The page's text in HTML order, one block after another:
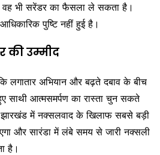
वह भी सरेंडर का फैसला ले सकता है।
पुष्टि नहीं हुई है।
की उम्मीद
लगातार अभियान और बढ़ते दबाव के बीच
साथी आत्मसमर्पण का रास्ता चुन सकते
झारखंड में नक्सलवाद के खिलाफ सबसे बड़ी
और सारंडा में लंबे समय से जारी नक्सली
है।